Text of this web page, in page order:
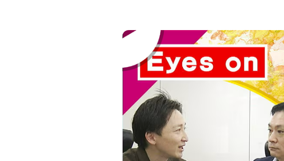
MEMBERS
CAREERS